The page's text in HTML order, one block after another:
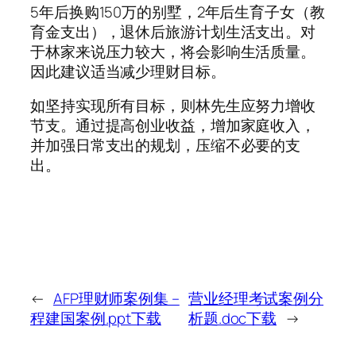
5年后换购150万的别墅，2年后生育子女（教
育金支出），退休后旅游计划生活支出。对
于林家来说压力较大，将会影响生活质量。
因此建议适当减少理财目标。
如坚持实现所有目标，则林先生应努力增收
节支。通过提高创业收益，增加家庭收入，
并加强日常支出的规划，压缩不必要的支
出。
← AFP理财师案例集 –
程建国案例.ppt下载
营业经理考试案例分
析题.doc下载 →